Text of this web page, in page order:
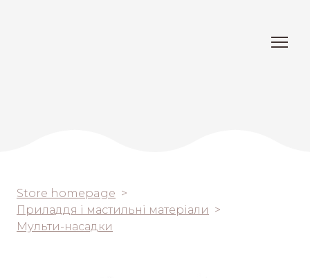
Store homepage
Приладдя і мастильні матеріали
Мульти-насадки